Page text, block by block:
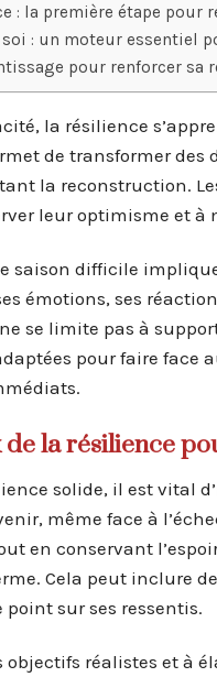
: la première étape pour
soi : un moteur
pour renforcer
la résilience
de transformer des
la reconstruction.
leur optimisme et
saison difficile
émotions, ses
se limite pas à
pour faire face
la résilience
solide, il est vital
même face à
en conservant
Cela peut inclure
sur ses ressentis.
objectifs réalistes et à